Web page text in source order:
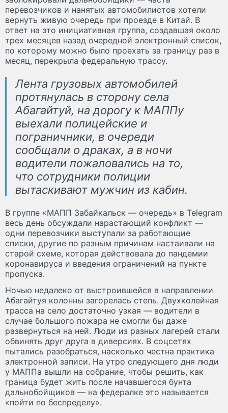
перевозчиков и нанятых автомобилистов хотели
вернуть живую очередь при проезде в Китай. В
ответ на это инициативная группа, создавшая около
трех месяцев назад очередной электронный список,
по которому можно было проехать за границу раз в
месяц, перекрыла федеральную трассу.
Лента грузовых автомобилей
протянулась в сторону села
Абагайтуй, на дорогу к МАППу
выехали полицейские и
пограничники, в очереди
сообщали о драках, а в ночи
водители пожаловались на то,
что сотрудники полиции
вытаскивают мужчин из кабин.
В группе «МАПП Забайкальск — очередь» в Telegram
весь день обсуждали нарастающий конфликт —
одни перевозчики выступали за работающие
списки, другие по разным причинам настаивали на
старой схеме, которая действовала до пандемии
коронавируса и введения ограничений на пункте
пропуска.
Ночью недалеко от выстроившейся в направлении
Абагайтуя колонны загорелась степь. Двухколейная
трасса на село достаточно узкая — водители в
случае большого пожара не смогли бы даже
развернуться на ней. Люди из разных лагерей стали
обвинять друг друга в диверсиях. В соцсетях
пытались разобраться, насколько честна практика
электронной записи. На утро следующего дня люди
у МАППа вышли на собрание, чтобы решить, как
граница будет жить после начавшегося бунта
дальнобойщиков — на федералке это называется
«пойти по беспределу».